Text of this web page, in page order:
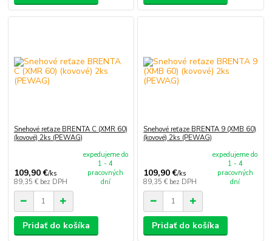
Snehové reťaze BRENTA C (XMR 60)
(kovové) 2ks (PEWAG)
109,90 €/ks
89,35 € bez DPH
expedujeme do
1 - 4
pracovných
dní
Pridať do košíka
Snehové reťaze BRENTA 9 (XMB 60)
(kovové) 2ks (PEWAG)
109,90 €/ks
89,35 € bez DPH
expedujeme do
1 - 4
pracovných
dní
Pridať do košíka